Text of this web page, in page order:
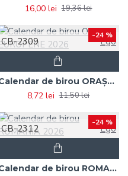
16,00 lei 19,36 lei
-24 %
CB-2309 Ego
Calendar de birou ORAȘE EUROPENE 2026
8,72 lei 11,50 lei
-24 %
CB-2312 Ego
Calendar de birou ROMANIA 2026